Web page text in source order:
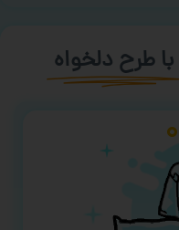
با طرح دلخواه